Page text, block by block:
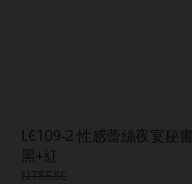
L6109-2 性感蕾絲夜宴秘書
黑+紅